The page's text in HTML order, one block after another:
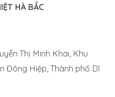
HÀ BẮC
Thị Minh Khai, Khu
Đông Hiệp, Thành phố Dĩ